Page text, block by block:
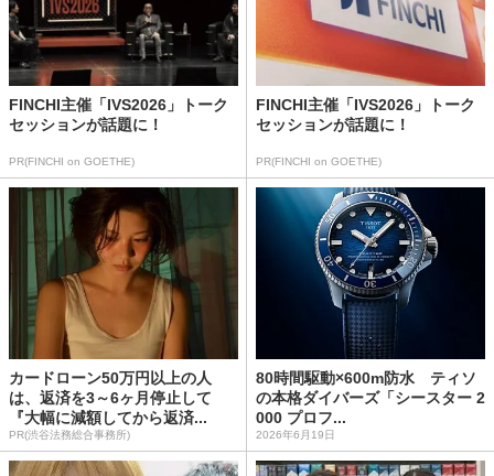
FINCHI主催「IVS2026」トーク
セッションが話題に！
PR(FINCHI on GOETHE)
FINCHI主催「IVS2026」トーク
セッションが話題に！
PR(FINCHI on GOETHE)
カードローン50万円以上の人
は、返済を3～6ヶ月停止して
『大幅に減額してから返済...
PR(渋谷法務総合事務所)
80時間駆動×600m防水 ティソ
の本格ダイバーズ「シースター 2
000 プロフ...
2026年6月19日